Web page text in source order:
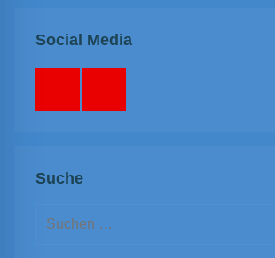
Social Media
Suche
Suchen